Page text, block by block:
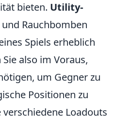
bieten. Utility-
Rauchbomben
Spiels erheblich
also im Voraus,
um Gegner zu
Positionen zu
Loadouts